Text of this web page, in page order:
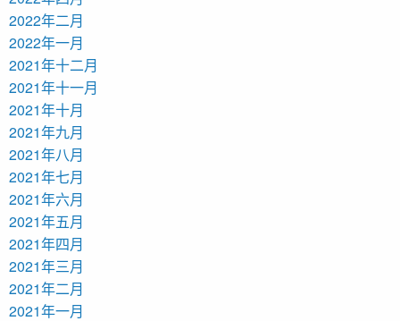
2022年二月
2022年一月
2021年十二月
2021年十一月
2021年十月
2021年九月
2021年八月
2021年七月
2021年六月
2021年五月
2021年四月
2021年三月
2021年二月
2021年一月